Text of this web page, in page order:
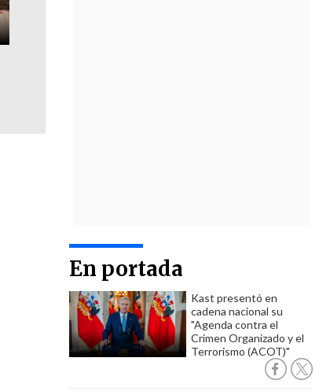
En portada
Kast presentó en
cadena nacional su
"Agenda contra el
Crimen Organizado y el
Terrorismo (ACOT)"